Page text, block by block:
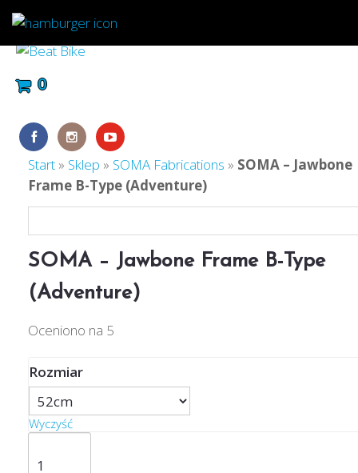
0
Start » Sklep » SOMA Fabrications » SOMA – Jawbone
Frame B-Type (Adventure)
SOMA – Jawbone Frame B-Type
(Adventure)
Oceniono na 5
Rozmiar
Wyczyść
SOMA